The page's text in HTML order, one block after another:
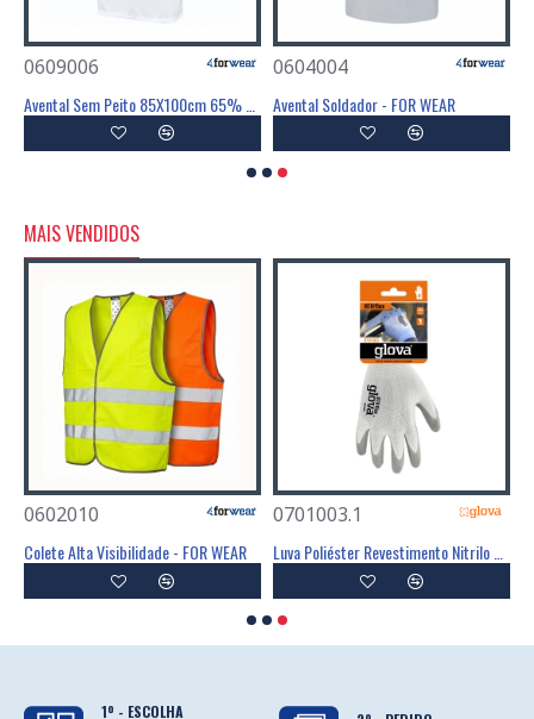
0609006 0604004
Avental Soldador - FOR WEAR
MAIS VENDIDOS
0602010
Colete Alta Visibilidade - FOR WEAR
0701003.1
1º - ESCOLHA